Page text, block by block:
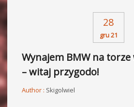
28
gru 21
Wynajem BMW na
– witaj przygodo!
Author : Skigolwiel